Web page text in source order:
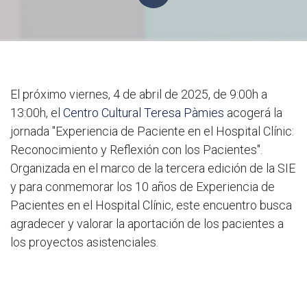
El próximo viernes, 4 de abril de 2025, de 9:00h a
13:00h, el Centro Cultural Teresa Pàmies acogerá la
jornada "Experiencia de Paciente en el Hospital Clínic:
Reconocimiento y Reflexión con los Pacientes".
Organizada en el marco de la tercera edición de la SIE
y para conmemorar los 10 años de Experiencia de
Pacientes en el Hospital Clínic, este encuentro busca
agradecer y valorar la aportación de los pacientes a
los proyectos asistenciales.